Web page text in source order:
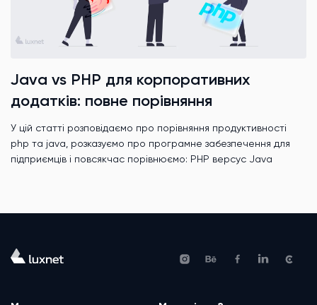
Java vs PHP для корпоративних
додатків: повне порівняння
У цій статті розповідаємо про порівняння продуктивності
php та java, розказуємо про програмне забезпечення для
підприємців і повсякчас порівнюємо: PHP версус Java